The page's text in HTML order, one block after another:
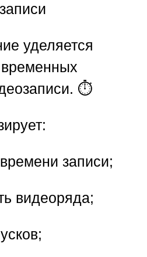
уделяется
⏱️
записи;
видеоряда;